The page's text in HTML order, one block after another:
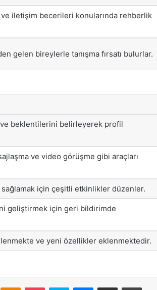
ve iletişim becerileri konularında rehberlik
gelen bireylerle tanışma fırsatı bulurlar.
beklentilerini belirleyerek profil
ve video görüşme gibi araçları
sağlamak için çeşitli etkinlikler düzenler.
geliştirmek için geri bildirimde
ve yeni özellikler eklenmektedir.
Odnoklassniki
Pocket Skype Messenger
E-Posta ile paylaş Yazdır